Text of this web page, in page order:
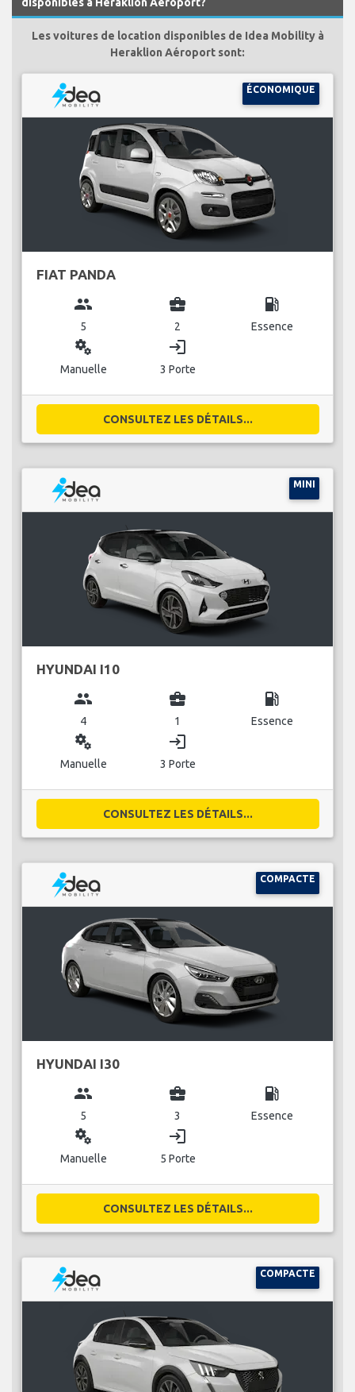
Les voitures de location disponibles de Idea Mobility à
Heraklion Aéroport sont:
ÉCONOMIQUE
FIAT PANDA
group
5
business_center
2
local_gas_station
Essence
miscellaneous_services
Manuelle
login
3 Porte
CONSULTEZ LES DÉTAILS...
MINI
HYUNDAI I10
group
4
business_center
1
local_gas_station
Essence
miscellaneous_services
Manuelle
login
3 Porte
CONSULTEZ LES DÉTAILS...
COMPACTE
HYUNDAI I30
group
5
business_center
3
local_gas_station
Essence
miscellaneous_services
Manuelle
login
5 Porte
CONSULTEZ LES DÉTAILS...
COMPACTE